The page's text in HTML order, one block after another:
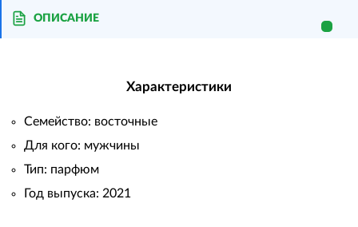
ОПИСАНИЕ
Характеристики
Семейство: восточные
Для кого: мужчины
Тип: парфюм
Год выпуска: 2021